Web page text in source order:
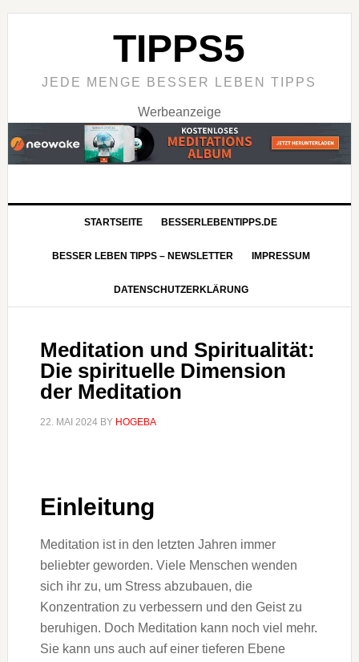
TIPPS5
JEDE MENGE BESSER LEBEN TIPPS
Werbeanzeige
STARTSEITE BESSERLEBENTIPPS.DE
BESSER LEBEN TIPPS – NEWSLETTER IMPRESSUM
DATENSCHUTZERKLÄRUNG
Meditation und Spiritualität:
Die spirituelle Dimension
der Meditation
22. MAI 2024BY HOGEBA
Einleitung
Meditation ist in den letzten Jahren immer
beliebter geworden. Viele Menschen wenden
sich ihr zu, um Stress abzubauen, die
Konzentration zu verbessern und den Geist zu
beruhigen. Doch Meditation kann noch viel mehr.
Sie kann uns auch auf einer tieferen Ebene